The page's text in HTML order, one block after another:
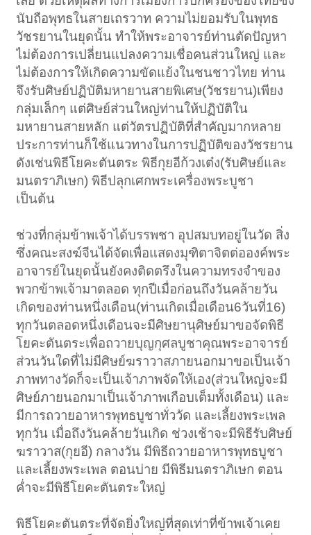
นับถือพุทธในสายเถรวาท ความไม่ยอมรับในพุทธ
วัชรยานในยุดนั้น ทำให้พระอาจารย์ท่านตัดปัญหา
ไม่ต้องการเปลี่ยนแปลงความเชื่อคนส่วนใหญ่ และ
ไม่ต้องการให้เกิดความขัดแย้งในชนชาวไทย ท่าน
จึงรับศิษย์ปฏิบัติมหายานสายพิเศษ(วัชรยาน)เพียง
กลุ่มเล็กๆ แต่ศิษย์ส่วนใหญ่ท่านให้ปฏิบัติใน
มหายานสายหลัก แต่วัตรปฏิบัติที่สำคัญมากหลาย
ประการท่านก็ใช้แนวทางในการปฏิบัติของวัชรยาน
ดังเช่นพิธีโยคะตันตระ พิธีกุยอีก้วงเต๋ง(รับศิษย์และ
มนตราภิเษก) พิธีปลุกเศกพระเครื่องพระบูชา
เป็นต้น
ช่วงที่กลุ่มข้าพเจ้าได้บรรพชา อุปสมบทอยู่ในวัด สิ่ง
ซึ่งคณะสงฆ์จีนได้จัดเพื่อแสดงมุฑิตาจิตต่อองค์พระ
อาจารย์ในยุดนั้นยังคงติดตรึงในความทรงจำของ
พวกข้าพเจ้ามาตลอด ทุกปีเมื่อก่อนถึงวันคล้ายวัน
เกิดของท่านหนึ่งเดือน(ท่านเกิดเมื่อเดือน6วันที่16)
ทุกวันตลอดหนึ่งเดือนจะมีศิษยานุศิษย์มาขอจัดพิธี
โยคะตันตระเพื่อถวายบุญกุศลบูชาคุณพระอาจารย์
ส่วนวันใดที่ไม่มีศิษย์ฆราวาสภายนอกมาขอเป็นเจ้า
ภาพทางวัดก็จะเป็นเจ้าภาพจัดให้เอง(ส่วนใหญ่จะมี
ศิษย์ภายนอกมาเป็นเจ้าภาพเกือบเต็มทั้งเดือน) และ
มีการถวายอาหารพุทธบูชาทั่ววัด และเลี้ยงพระเพล
ทุกวัน เมื่อถึงวันคล้ายวันเกิด ช่วงเช้าจะมีพิธีรับศิษย์
ฆราวาส(กุยอี) กลางวัน มีพิธีถวายอาหารพุทธบูชา
และเลี้ยงพระเพล ตอนบ่าย มีพิธีมนตราภิเษก ตอน
ค่ำจะมีพิธีโยคะตันตระใหญ่
พิธีโยคะตันตระที่จัดยิ่งใหญ่ที่สุดเท่าที่ข้าพเจ้าเคย